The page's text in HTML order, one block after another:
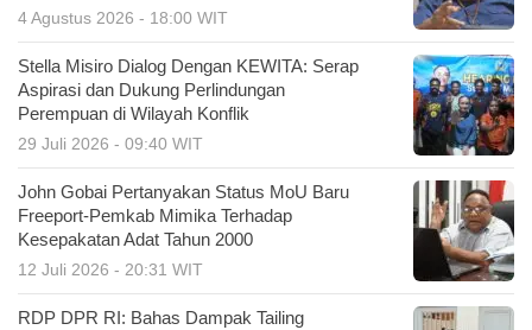
4 Agustus 2026 - 18:00 WIT
Stella Misiro Dialog Dengan KEWITA: Serap
Aspirasi dan Dukung Perlindungan
Perempuan di Wilayah Konflik
29 Juli 2026 - 09:40 WIT
John Gobai Pertanyakan Status MoU Baru
Freeport-Pemkab Mimika Terhadap
Kesepakatan Adat Tahun 2000
12 Juli 2026 - 20:31 WIT
RDP DPR RI: Bahas Dampak Tailing